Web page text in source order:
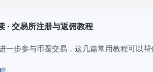
· 交易所注册与返佣教程
一步参与币圈交易，这几篇常用教程可以帮